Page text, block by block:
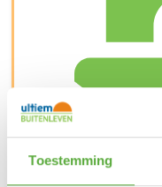
Toestemming